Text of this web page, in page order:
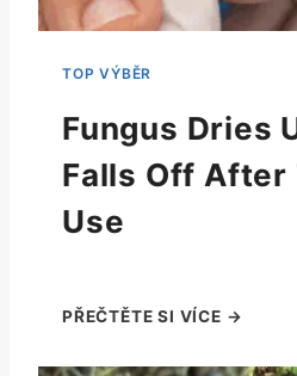
Fungus Dries
Falls Off After
Use